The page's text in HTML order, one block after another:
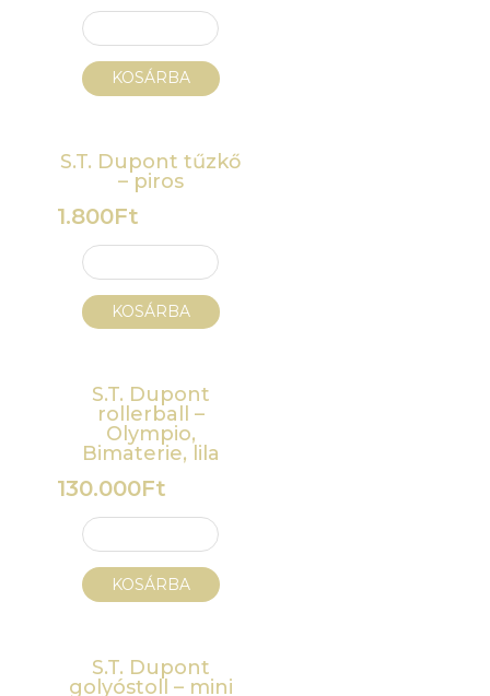
KOSÁRBA
S.T. Dupont tűzkő
– piros
1.800Ft
KOSÁRBA
S.T. Dupont
rollerball –
Olympio,
Bimaterie, lila
130.000Ft
KOSÁRBA
S.T. Dupont
golyóstoll – mini